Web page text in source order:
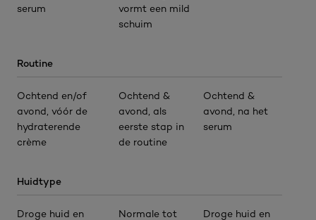
serum
Routine
Ochtend en/of
avond, vóór de
hydraterende
crème
Huidtype
Droge huid en
vormt een mild
schuim
Ochtend &
avond, als
eerste stap in
de routine
Normale tot
Ochtend &
avond, na het
serum
Droge huid en